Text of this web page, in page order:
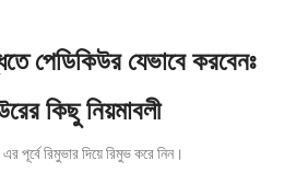
পেডিকিউর যেভাবে করবেনঃ
কিছু নিয়মাবলী
পূর্বে রিমুভার দিয়ে রিমুভ করে নিন।